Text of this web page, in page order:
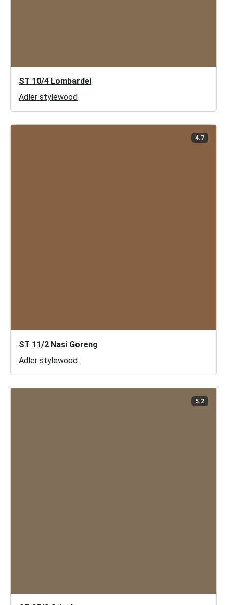
ST 10/4 Lombardei
Adler stylewood
4.7
ST 11/2 Nasi Goreng
Adler stylewood
5.2